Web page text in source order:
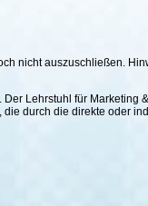
nicht auszuschließen.
Lehrstuhl für Marketing
durch die direkte oder